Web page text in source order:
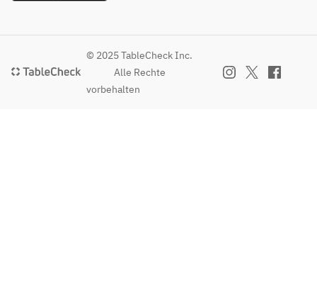
© 2025 TableCheck Inc.
Alle Rechte
vorbehalten